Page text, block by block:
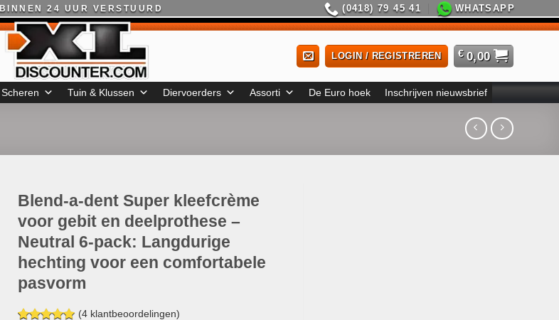
BINNEN 24 UUR VERSTUURD (0418) 79 45 41 WHATSAPP
LOGIN / REGISTREREN € 0,00
Scheren Tuin & Klussen Diervoerders Assorti De Euro hoek Inschrijven nieuwsbrief
Blend-a-dent Super kleefcrème
voor gebit en deelprothese –
Neutral 6-pack: Langdurige
hechting voor een comfortabele
pasvorm
(4klantbeoordelingen)